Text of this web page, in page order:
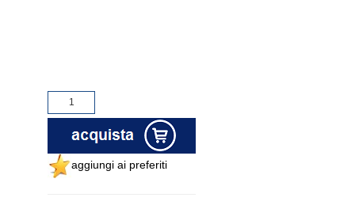
aggiungi ai preferiti